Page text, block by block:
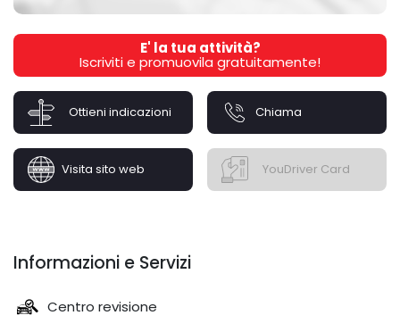
E' la tua attività?
Iscriviti e promuovila gratuitamente!
Ottieni indicazioni Chiama
Visita sito web YouDriver Card
Informazioni e Servizi
Centro revisione